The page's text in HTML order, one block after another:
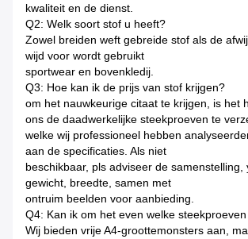
kwaliteit en de dienst.
Q2: Welk soort stof u heeft?
Zowel breiden weft gebreide stof als de
wijd voor wordt gebruikt
sportwear en bovenkledij.
Q3: Hoe kan ik de prijs van stof krijgen?
om het nauwkeurige citaat te krijgen, is het
ons de daadwerkelijke steekproeven te
welke wij professioneel hebben
aan de specificaties. Als niet
beschikbaar, pls adviseer de samenstelling,
gewicht, breedte, samen met
ontruim beelden voor aanbieding.
Q4: Kan ik om het even welke
Wij bieden vrije A4-groottemonsters aan,